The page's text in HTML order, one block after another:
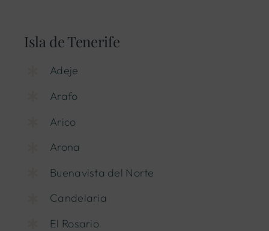
Isla de Tenerife
Adeje
Arafo
Arico
Arona
Buenavista del Norte
Candelaria
El Rosario